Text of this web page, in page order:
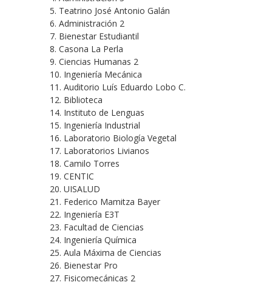
5. Teatrino José Antonio Galán
6. Administración 2
7. Bienestar Estudiantil
8. Casona La Perla
9. Ciencias Humanas 2
10. Ingeniería Mecánica
11. Auditorio Luís Eduardo Lobo C.
12. Biblioteca
14. Instituto de Lenguas
15. Ingeniería Industrial
16. Laboratorio Biología Vegetal
17. Laboratorios Livianos
18. Camilo Torres
19. CENTIC
20. UISALUD
21. Federico Mamitza Bayer
22. Ingeniería E3T
23. Facultad de Ciencias
24. Ingeniería Química
25. Aula Máxima de Ciencias
26. Bienestar Pro
27. Fisicomecánicas 2